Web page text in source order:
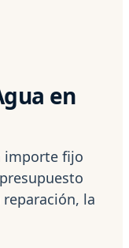
en
importe fijo
la